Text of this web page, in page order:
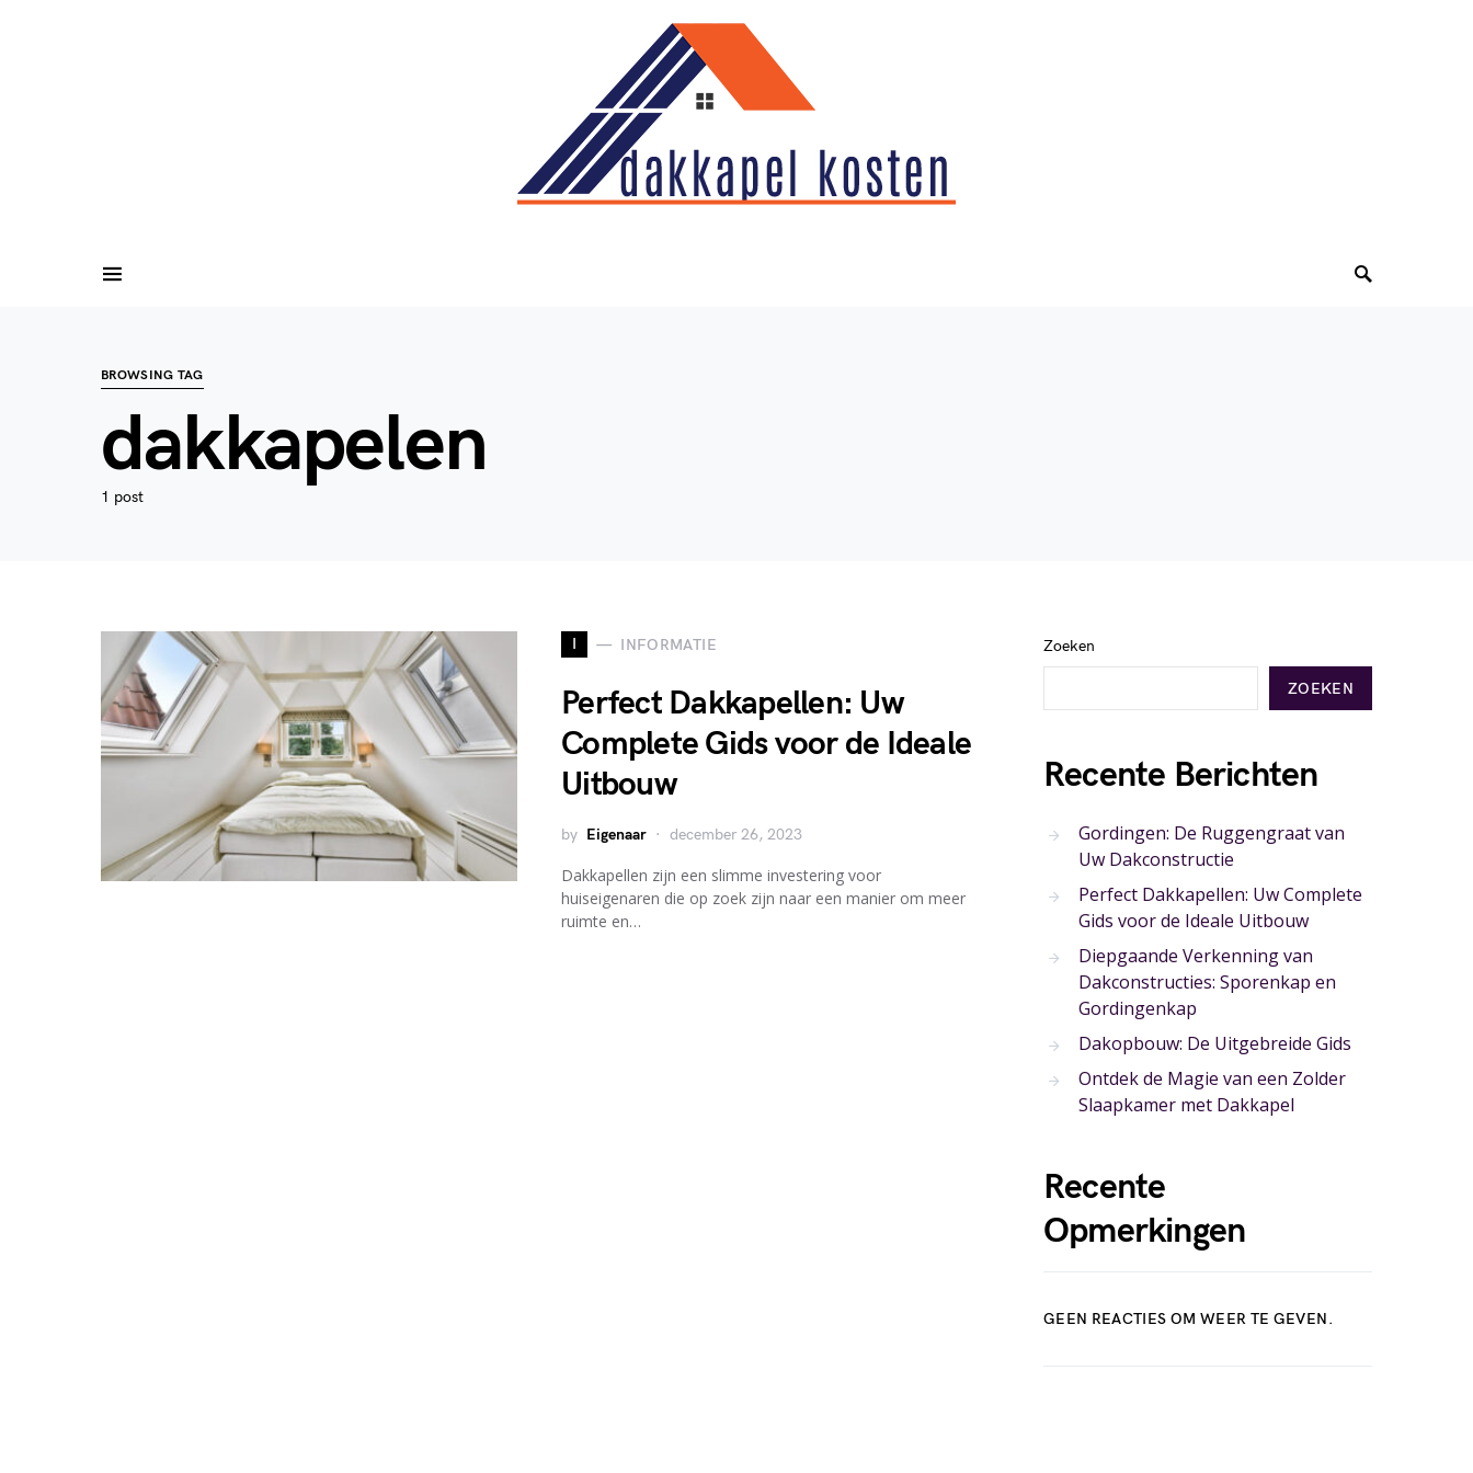
BROWSING TAG
dakkapelen
1 post
I INFORMATIE
Perfect Dakkapellen: Uw
Complete Gids voor de Ideale
Uitbouw
by Eigenaar december 26, 2023
Dakkapellen zijn een slimme investering voor
huiseigenaren die op zoek zijn naar een manier om meer
ruimte en…
Zoeken
ZOEKEN
Recente Berichten
Gordingen: De Ruggengraat van
Uw Dakconstructie
Perfect Dakkapellen: Uw Complete
Gids voor de Ideale Uitbouw
Diepgaande Verkenning van
Dakconstructies: Sporenkap en
Gordingenkap
Dakopbouw: De Uitgebreide Gids
Ontdek de Magie van een Zolder
Slaapkamer met Dakkapel
Recente
Opmerkingen
GEEN REACTIES OM WEER TE GEVEN.